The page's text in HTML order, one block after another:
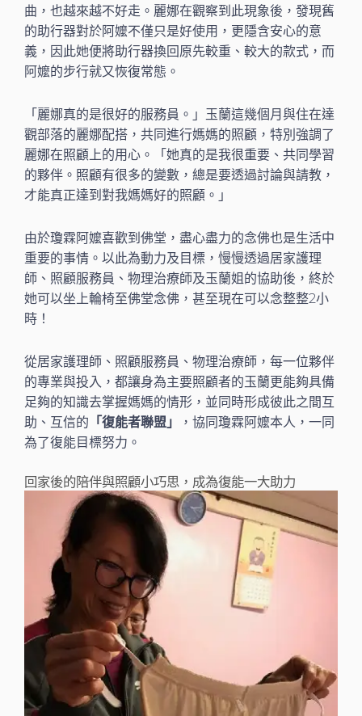
曲，也越來越不好走。麗娜在觀察到此現象後，發現舊
的助行器對於阿嬤不僅只是好使用，更隱含安心的意
義，因此她便將助行器換回原先較重、較大的款式，而
阿嬤的步行就又恢復常態。
「麗娜真的是很好的服務員。」玉蘭這幾個月與住在達
觀部落的麗娜配搭，共同進行媽媽的照顧，特別強調了
麗娜在照顧上的用心。「她真的是我很重要、共同學習
的夥伴。照顧有很多的變數，總是要透過討論與請教，
才能真正達到對我媽媽好的照顧。」
由於瓊霖阿嬤喜歡到佛堂，盡心盡力的念佛也是生活中
重要的事情。以此為動力及目標，慢慢透過居家護理
師、照顧服務員、物理治療師及玉蘭姐的協助後，終於
她可以坐上輪椅至佛堂念佛，甚至現在可以念整整2小
時！
從居家護理師、照顧服務員、物理治療師，每一位夥伴
的專業與投入，都讓身為主要照顧者的玉蘭更能夠具備
足夠的知識去掌握媽媽的情形，並同時形成彼此之間互
助、互信的 「復能者聯盟」
，協同瓊霖阿嬤本人，一同
為了復能目標努力。
回家後的陪伴與照顧小巧思，成為復能一大助力